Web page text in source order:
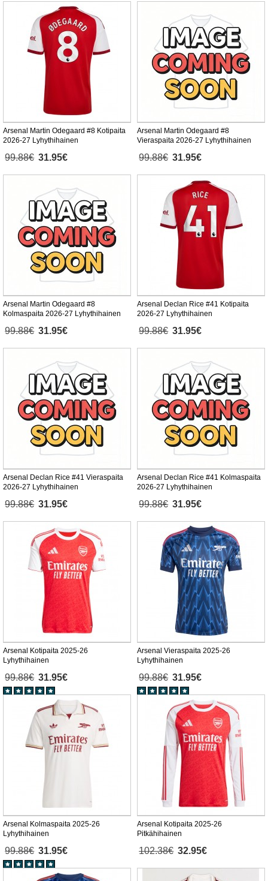
Arsenal Martin Odegaard #8 Kotipaita
2026-27 Lyhythihainen
99.88€ 31.95€
Arsenal Martin Odegaard #8
Vieraspaita 2026-27 Lyhythihainen
99.88€ 31.95€
Arsenal Martin Odegaard #8
Kolmaspaita 2026-27 Lyhythihainen
99.88€ 31.95€
Arsenal Declan Rice #41 Kotipaita
2026-27 Lyhythihainen
99.88€ 31.95€
Arsenal Declan Rice #41 Vieraspaita
2026-27 Lyhythihainen
99.88€ 31.95€
Arsenal Declan Rice #41 Kolmaspaita
2026-27 Lyhythihainen
99.88€ 31.95€
Arsenal Kotipaita 2025-26
Lyhythihainen
99.88€ 31.95€
Arsenal Vieraspaita 2025-26
Lyhythihainen
99.88€ 31.95€
Arsenal Kolmaspaita 2025-26
Lyhythihainen
99.88€ 31.95€
Arsenal Kotipaita 2025-26
Pitkähihainen
102.38€ 32.95€